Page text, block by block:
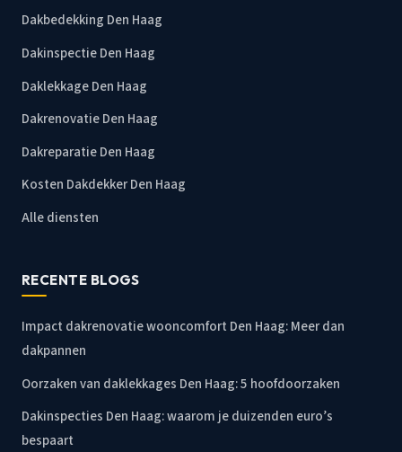
Dakbedekking Den Haag
Dakinspectie Den Haag
Daklekkage Den Haag
Dakrenovatie Den Haag
Dakreparatie Den Haag
Kosten Dakdekker Den Haag
Alle diensten
RECENTE BLOGS
Impact dakrenovatie wooncomfort Den Haag: Meer dan
dakpannen
Oorzaken van daklekkages Den Haag: 5 hoofdoorzaken
Dakinspecties Den Haag: waarom je duizenden euro’s
bespaart